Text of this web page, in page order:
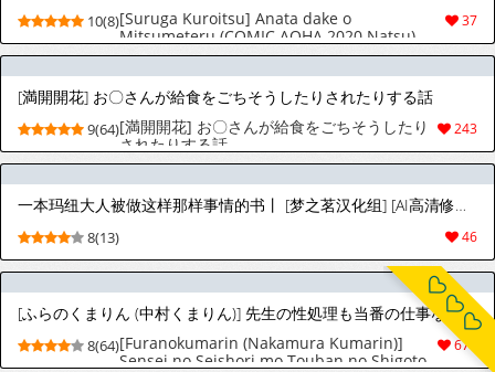
37
10(8)[Suruga Kuroitsu] Anata dake o
Mitsumeteru (COMIC AOHA 2020 Natsu)
[Portuguese-BR] [Decensored] [Digital]
[満開開花] お〇さんが給食をごちそうしたりされたりする話
243
9(64)[満開開花] お〇さんが給食をごちそうしたり
されたりする話
一本玛纽大人被做这样那样事情的书丨 [梦之茗汉化组] [AI高清修复版] [Chinese] (Pokémon)
46
8(13)
[ふらのくまりん (中村くまりん)] 先生の性処理も当番の仕事なんですの！? (ブルーアーカイブ) [中国翻訳] [DL版]
679
8(64)[Furanokumarin (Nakamura Kumarin)]
Sensei no Seishori mo Touban no Shigoto